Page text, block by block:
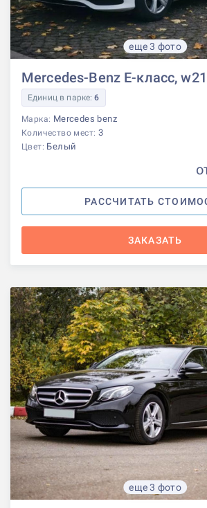
еще 3 фото
Mercedes-Benz E-класс,
Единиц в парке:6
Марка: Mercedes benz
Количество мест: 3
Цвет: Белый
РАССЧИТАТЬ
ЗАКАЗАТЬ
еще 3 фото